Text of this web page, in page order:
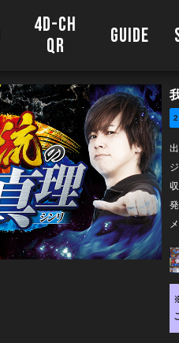
4D-CH
QR
GUIDE